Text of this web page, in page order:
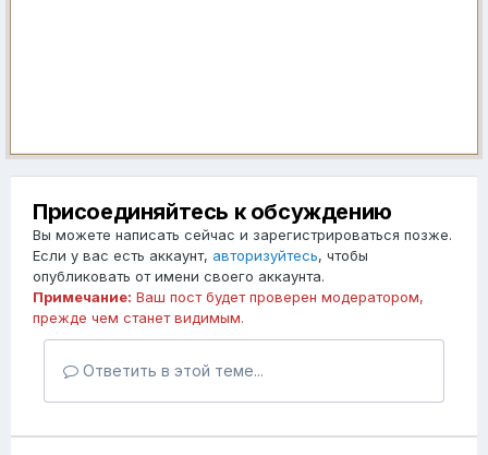
Присоединяйтесь к обсуждению
Вы можете написать сейчас и зарегистрироваться позже.
Если у вас есть аккаунт, авторизуйтесь, чтобы
опубликовать от имени своего аккаунта.
Примечание: Ваш пост будет проверен модератором,
прежде чем станет видимым.
Ответить в этой теме...